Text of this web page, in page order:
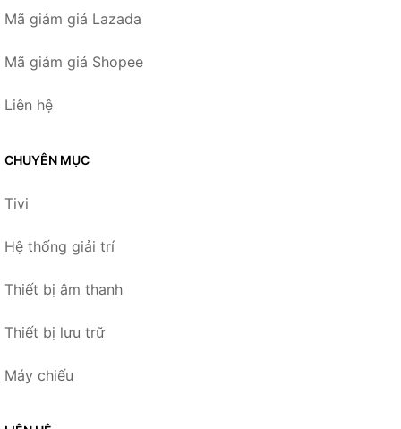
Mã giảm giá Lazada
Mã giảm giá Shopee
Liên hệ
CHUYÊN MỤC
Tivi
Hệ thống giải trí
Thiết bị âm thanh
Thiết bị lưu trữ
Máy chiếu